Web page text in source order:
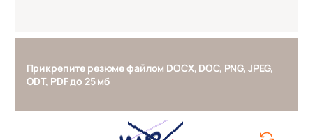
Прикрепите резюме файлом DOCX, DOC, PNG, JPEG,
ODT, PDF до 25 мб